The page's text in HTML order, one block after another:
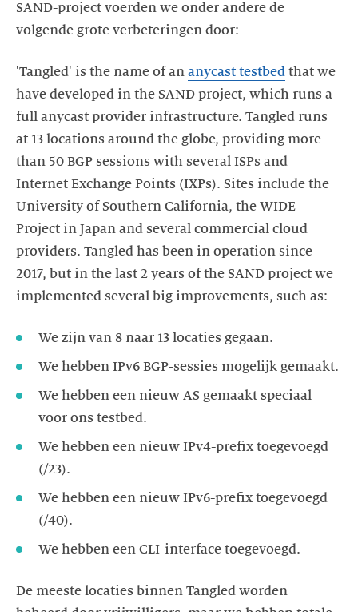
SAND-project voerden we onder andere de
'Tangled' is the name of an anycast testbed that we
have developed in the SAND project, which runs a
full anycast provider infrastructure. Tangled runs
at 13 locations around the globe, providing more
than 50 BGP sessions with several ISPs and
Internet Exchange Points (IXPs). Sites include the
University of Southern California, the WIDE
Project in Japan and several commercial cloud
providers. Tangled has been in operation since
2017, but in the last 2 years of the SAND project we
implemented several big improvements, such as:
We hebben een nieuw AS gemaakt speciaal
We hebben een nieuw IPv4-prefix toegevoegd
We hebben een nieuw IPv6-prefix toegevoegd
We hebben een CLI-interface toegevoegd.
De meeste locaties binnen Tangled worden